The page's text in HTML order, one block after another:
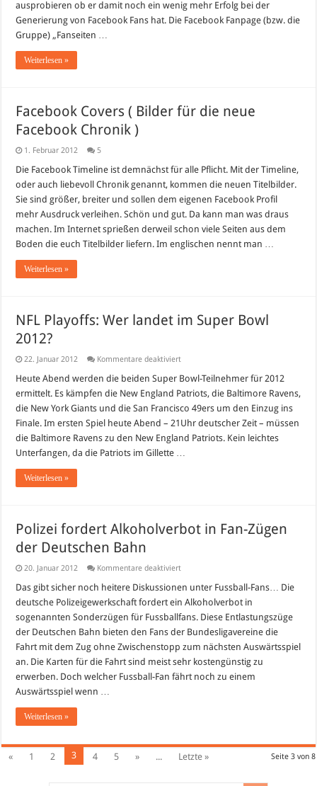
ausprobieren ob er damit noch ein wenig mehr Erfolg bei der
Generierung von Facebook Fans hat. Die Facebook Fanpage (bzw. die
Gruppe) „Fanseiten …
Weiterlesen »
Facebook Covers ( Bilder für die neue
Facebook Chronik )
1. Februar 2012 5
Die Facebook Timeline ist demnächst für alle Pflicht. Mit der Timeline,
oder auch liebevoll Chronik genannt, kommen die neuen Titelbilder.
Sie sind größer, breiter und sollen dem eigenen Facebook Profil
mehr Ausdruck verleihen. Schön und gut. Da kann man was draus
machen. Im Internet sprießen derweil schon viele Seiten aus dem
Boden die euch Titelbilder liefern. Im englischen nennt man …
Weiterlesen »
NFL Playoffs: Wer landet im Super Bowl
2012?
22. Januar 2012 Kommentare deaktiviertfür
Playoffs:
landet
Super
Bowl
Heute Abend werden die beiden Super Bowl-Teilnehmer für 2012
ermittelt. Es kämpfen die New England Patriots, die Baltimore Ravens,
die New York Giants und die San Francisco 49ers um den Einzug ins
Finale. Im ersten Spiel heute Abend – 21Uhr deutscher Zeit – müssen
die Baltimore Ravens zu den New England Patriots. Kein leichtes
Unterfangen, da die Patriots im Gillette …
Weiterlesen »
Polizei fordert Alkoholverbot in Fan-Zügen
der Deutschen Bahn
20. Januar 2012 Kommentare deaktiviertfür
fordert
in
Fan-
Zügen
der
Bahn
Das gibt sicher noch heitere Diskussionen unter Fussball-Fans… Die
deutsche Polizeigewerkschaft fordert ein Alkoholverbot in
sogenannten Sonderzügen für Fussballfans. Diese Entlastungszüge
der Deutschen Bahn bieten den Fans der Bundesligavereine die
Fahrt mit dem Zug ohne Zwischenstopp zum nächsten Auswärtsspiel
an. Die Karten für die Fahrt sind meist sehr kostengünstig zu
erwerben. Doch welcher Fussball-Fan fährt noch zu einem
Auswärtsspiel wenn …
Weiterlesen »
Seite 3 von 8
« 1 2 3 4 5 » ... Letzte »